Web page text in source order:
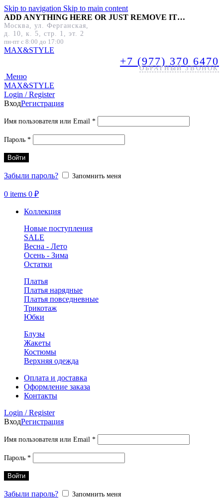
Skip to navigation Skip to main content
ADD ANYTHING HERE OR JUST REMOVE IT…
Москва, ул. Ферганская,
д. 10, к. 5, стр. 1, эт. 2
пн-пт с 8:00 до 17:00
MAX&STYLE
+7 (977) 370 6470
ОБРАТНЫЙ ЗВОНОК
Меню
MAX&STYLE
Login / Register
ВходРегистрация
Имя пользователя или Email *Обязательно
Пароль *Обязательно
Войти
Забыли пароль? Запомнить меня
0 items 0 ₽
Коллекция
Новые поступления
SALE
Весна - Лето
Осень - Зима
Остатки
Платья
Платья нарядные
Платья повседневные
Трикотаж
Юбки
Блузы
Жакеты
Костюмы
Верхняя одежда
Оплата и доставка
Оформление заказа
Контакты
Login / Register
ВходРегистрация
Имя пользователя или Email *Обязательно
Пароль *Обязательно
Войти
Забыли пароль? Запомнить меня